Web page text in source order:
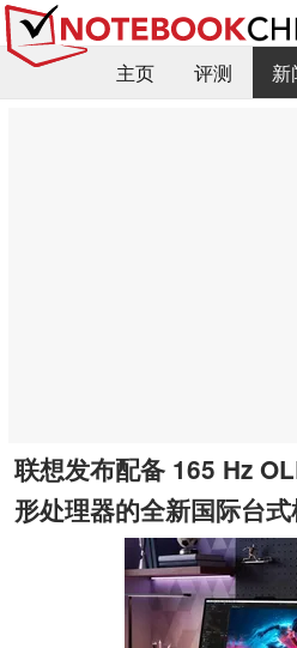
主页 评测
新
联想发布配备 165 Hz
形处理器的全新国际台